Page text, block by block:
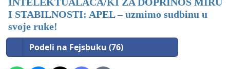
I STABILNOSTI: APEL – uzmimo sudbinu u
svoje ruke!
Podeli na Fejsbuku (76)